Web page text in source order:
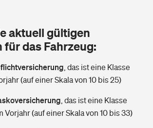
Jetzt Versicherer finden
aktuell gültigen
für das Fahrzeug:
das ist eine Klasse
(auf einer Skala von 10 bis 25)
das ist eine Klasse
Vorjahr (auf einer Skala von 10 bis 33)